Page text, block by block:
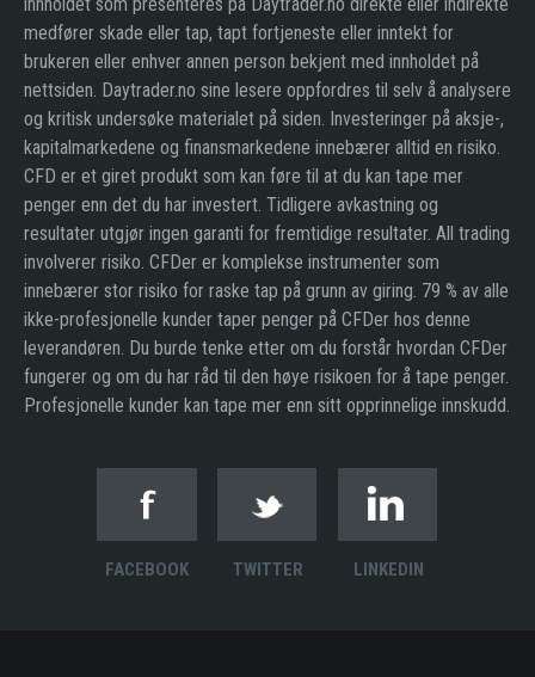
medfører skade eller tap, tapt fortjeneste eller inntekt for
brukeren eller enhver annen person bekjent med innholdet på
nettsiden. Daytrader.no sine lesere oppfordres til selv å analysere
og kritisk undersøke materialet på siden. Investeringer på aksje-,
kapitalmarkedene og finansmarkedene innebærer alltid en risiko.
CFD er et giret produkt som kan føre til at du kan tape mer
penger enn det du har investert. Tidligere avkastning og
resultater utgjør ingen garanti for fremtidige resultater. All trading
involverer risiko. CFDer er komplekse instrumenter som
innebærer stor risiko for raske tap på grunn av giring. 79 % av alle
ikke-profesjonelle kunder taper penger på CFDer hos denne
leverandøren. Du burde tenke etter om du forstår hvordan CFDer
fungerer og om du har råd til den høye risikoen for å tape penger.
Profesjonelle kunder kan tape mer enn sitt opprinnelige innskudd.
FACEBOOK TWITTER LINKEDIN